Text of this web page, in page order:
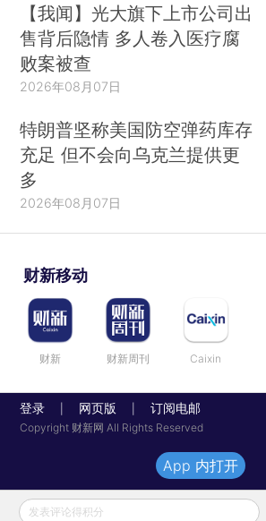
【我闻】光大旗下上市公司出
售背后隐情 多人卷入医疗腐
败案被查
2026年08月07日
特朗普坚称美国防空弹药库存
充足 但不会向乌克兰提供更
多
2026年08月07日
财新移动
财新 财新周刊 Caixin
登录 网页版 订阅电邮
Copyright 财新网 All Rights Reserved
发表评论得积分
App 内打开